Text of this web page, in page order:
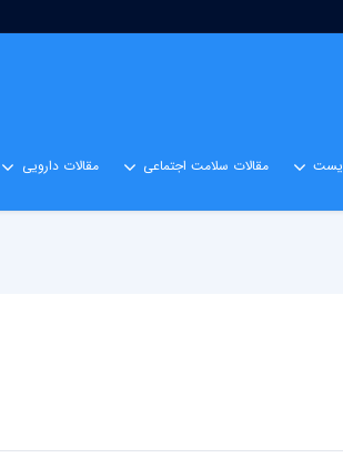
مقالات سلامت اجتماعی مقالات دارویی